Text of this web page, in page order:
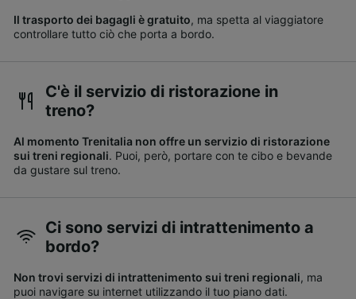
Il trasporto dei bagagli è gratuito, ma spetta al viaggiatore
controllare tutto ciò che porta a bordo.
C'è il servizio di ristorazione in
treno?
Al momento Trenitalia non offre un servizio di ristorazione
sui treni regionali. Puoi, però, portare con te cibo e bevande
da gustare sul treno.
Ci sono servizi di intrattenimento a
bordo?
Non trovi servizi di intrattenimento sui treni regionali, ma
puoi navigare su internet utilizzando il tuo piano dati.